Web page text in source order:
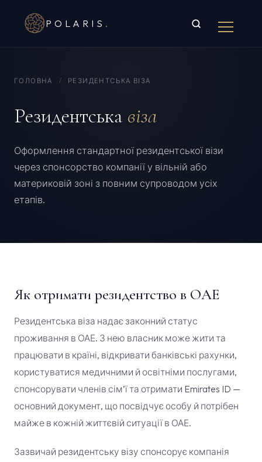
POLARIS .
ГОЛОВНА / РЕЗИДЕНТСЬКА ВІЗА
Резидентська віза
Оформлення стандартної резидентської візи
через спонсорство компанії у вільній або
материковій зоні з повним супроводом усіх
етапів.
Як отримати резидентство в ОАЕ
Резидентська віза надає законний статус
проживання в ОАЕ. З нею власник може жити та
працювати в країні, відкривати банківські рахунки,
користуватися медичними й освітніми послугами,
спонсорувати членів сім’ї та отримати Emirates ID —
основний документ, що посвідчує особу й потрібен
майже в кожній життєвій ситуації в ОАЕ.
Зазвичай резидентську візу спонсорує компанія